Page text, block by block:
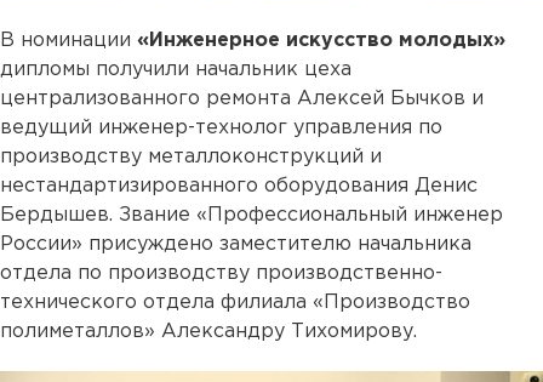
В номинации «Инженерное искусство молодых»
дипломы получили начальник цеха
централизованного ремонта Алексей Бычков и
ведущий инженер-технолог управления по
производству металлоконструкций и
нестандартизированного оборудования Денис
Бердышев. Звание «Профессиональный инженер
России» присуждено заместителю начальника
отдела по производству производственно-
технического отдела филиала «Производство
полиметаллов» Александру Тихомирову.